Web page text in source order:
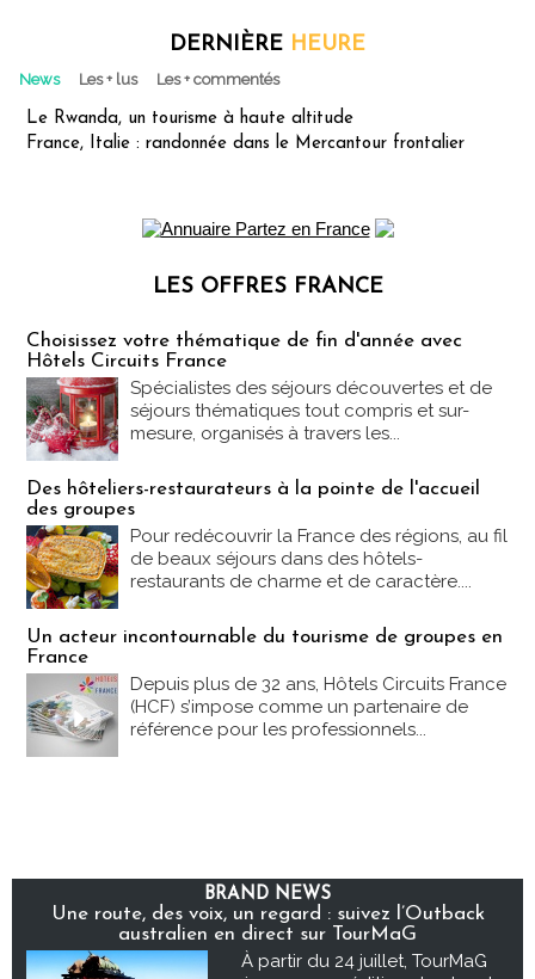
DERNIÈRE HEURE
News Les + lus Les + commentés
Le Rwanda, un tourisme à haute altitude
France, Italie : randonnée dans le Mercantour frontalier
LES OFFRES FRANCE
Choisissez votre thématique de fin d'année avec
Hôtels Circuits France
Spécialistes des séjours découvertes et de
séjours thématiques tout compris et sur-
mesure, organisés à travers les...
Des hôteliers-restaurateurs à la pointe de l'accueil
des groupes
Pour redécouvrir la France des régions, au fil
de beaux séjours dans des hôtels-
restaurants de charme et de caractère....
Un acteur incontournable du tourisme de groupes en
France
Depuis plus de 32 ans, Hôtels Circuits France
(HCF) s’impose comme un partenaire de
référence pour les professionnels...
BRAND NEWS
Une route, des voix, un regard : suivez l’Outback
australien en direct sur TourMaG
À partir du 24 juillet, TourMaG